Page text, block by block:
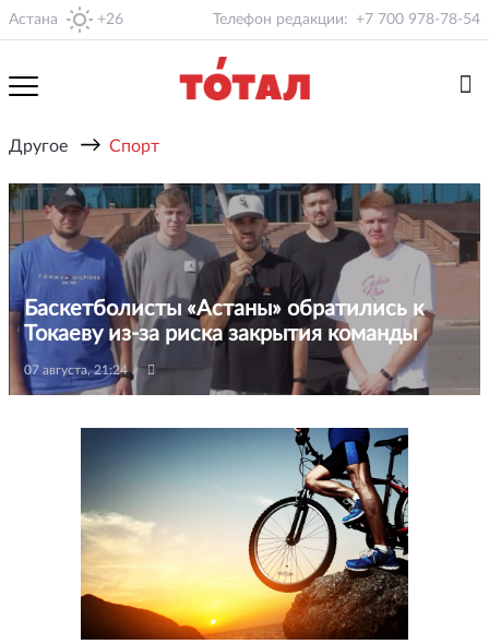
Астана +26 Телефон редакции: +7 700 978-78-54
Другое → Спорт
Баскетболисты «Астаны» обратились к
Токаеву из-за риска закрытия команды
07 августа, 21:24